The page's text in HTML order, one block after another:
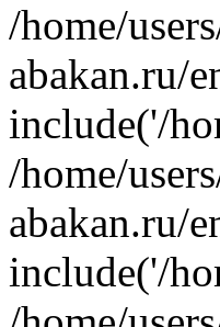
/home/
abakan.ru/
include('/
/home/
abakan.ru/
include('/